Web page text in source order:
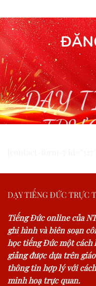
DẠY
DẠY TIẾNG ĐỨC TRỰC
Tiếng Đức online của
ghi hình và biên soạn
học tiếng Đức một cách
giảng được dựa trên
thông tin hợp lý với
minh hoạ trực quan.